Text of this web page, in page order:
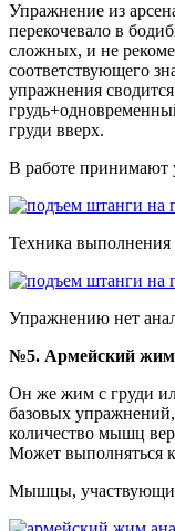
Упражнение из
перекочевало в
сложных, и не
соответствующего
упражнения
груди вверх.
В работе
Техника выполнения
Упражнению нет
№5. Армейский жим
Он же жим с груди
базовых упражнений,
количество мышц
Может выполняться
Мышцы,